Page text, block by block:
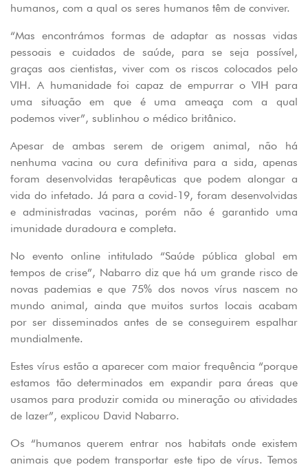
humanos, com a qual os seres humanos têm de conviver.
“Mas encontrámos formas de adaptar as nossas vidas
pessoais e cuidados de saúde, para se seja possível,
graças aos cientistas, viver com os riscos colocados pelo
VIH. A humanidade foi capaz de empurrar o VIH para
uma situação em que é uma ameaça com a qual
podemos viver”, sublinhou o médico britânico.
Apesar de ambas serem de origem animal, não há
nenhuma vacina ou cura definitiva para a sida, apenas
foram desenvolvidas terapêuticas que podem alongar a
vida do infetado. Já para a covid-19, foram desenvolvidas
e administradas vacinas, porém não é garantido uma
imunidade duradoura e completa.
No evento online intitulado “Saúde pública global em
tempos de crise”, Nabarro diz que há um grande risco de
novas pademias e que 75% dos novos vírus nascem no
mundo animal, ainda que muitos surtos locais acabam
por ser disseminados antes de se conseguirem espalhar
mundialmente.
Estes vírus estão a aparecer com maior frequência “porque
estamos tão determinados em expandir para áreas que
usamos para produzir comida ou mineração ou atividades
de lazer”, explicou David Nabarro.
Os “humanos querem entrar nos habitats onde existem
animais que podem transportar este tipo de vírus. Temos